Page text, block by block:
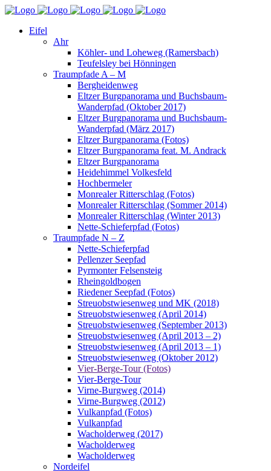
Eifel
Ahr
Köhler- und Loheweg (Ramersbach)
Teufelsley bei Hönningen
Traumpfade A – M
Bergheidenweg
Eltzer Burgpanorama und Buchsbaum-
Wanderpfad (Oktober 2017)
Eltzer Burgpanorama und Buchsbaum-
Wanderpfad (März 2017)
Eltzer Burgpanorama (Fotos)
Eltzer Burgpanorama feat. M. Andrack
Eltzer Burgpanorama
Heidehimmel Volkesfeld
Hochbermeler
Monrealer Ritterschlag (Fotos)
Monrealer Ritterschlag (Sommer 2014)
Monrealer Ritterschlag (Winter 2013)
Nette-Schieferpfad (Fotos)
Traumpfade N – Z
Nette-Schieferpfad
Pellenzer Seepfad
Pyrmonter Felsensteig
Rheingoldbogen
Riedener Seepfad (Fotos)
Streuobstwiesenweg und MK (2018)
Streuobstwiesenweg (April 2014)
Streuobstwiesenweg (September 2013)
Streuobstwiesenweg (April 2013 – 2)
Streuobstwiesenweg (April 2013 – 1)
Streuobstwiesenweg (Oktober 2012)
Vier-Berge-Tour (Fotos)
Vier-Berge-Tour
Virne-Burgweg (2014)
Virne-Burgweg (2012)
Vulkanpfad (Fotos)
Vulkanpfad
Wacholderweg (2017)
Wacholderweg
Wacholderweg
Nordeifel